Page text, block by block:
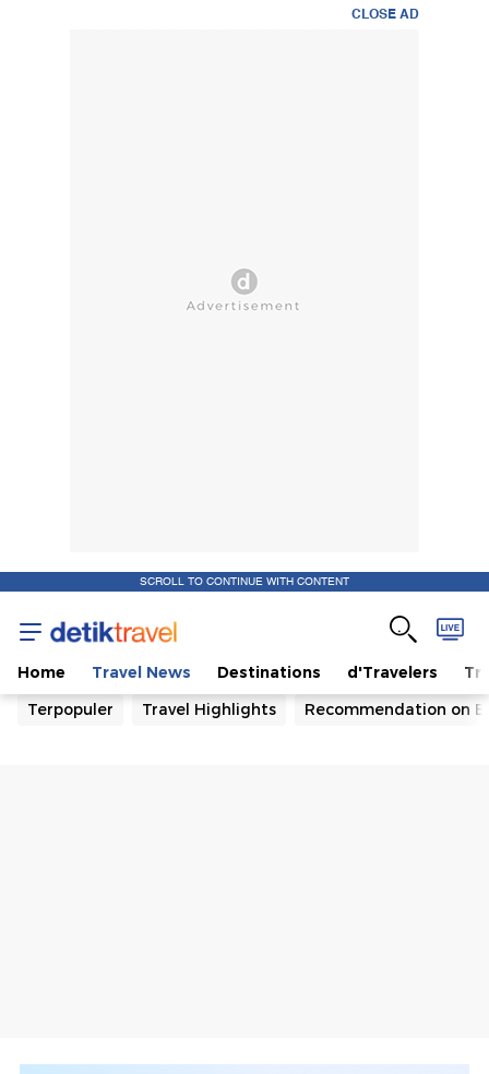
CLOSE AD
SCROLL TO CONTINUE WITH CONTENT
Home Travel News Destinations d'Travelers
Terpopuler
Travel Highlights Recommendation on